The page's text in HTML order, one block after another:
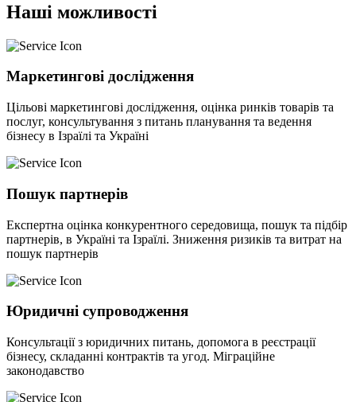
Наші можливості
Маркетингові дослідження
Цільові маркетингові дослідження, оцінка ринків товарів та
послуг, консультування з питань планування та ведення
бізнесу в Ізраїлі та Україні
Пошук партнерів
Експертна оцінка конкурентного середовища, пошук та підбір
партнерів, в Україні та Ізраїлі. Зниження ризиків та витрат на
пошук партнерів
Юридичні супроводження
Консультації з юридичних питань, допомога в реєстрації
бізнесу, складанні контрактів та угод. Міграційне
законодавство